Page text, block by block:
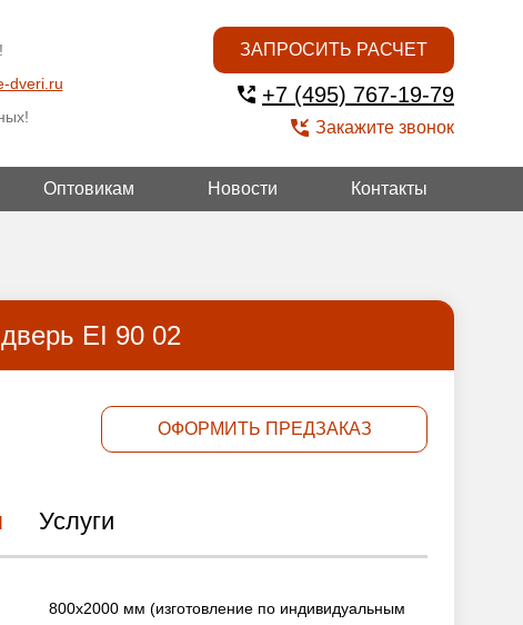
dveri.ru
ЗАПРОСИТЬ РАСЧЕТ
+7 (495) 767-19-79
Закажите звонок
Оптовикам Новости Контакты
EI 90 02
ОФОРМИТЬ ПРЕДЗАКАЗ
Услуги
800х2000 мм (изготовление по индивидуальным